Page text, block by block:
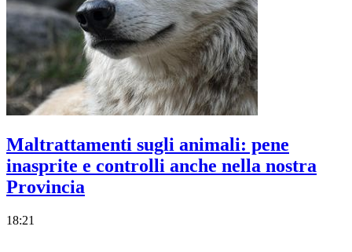
Maltrattamenti sugli animali: pene
inasprite e controlli anche nella nostra
Provincia
18:21